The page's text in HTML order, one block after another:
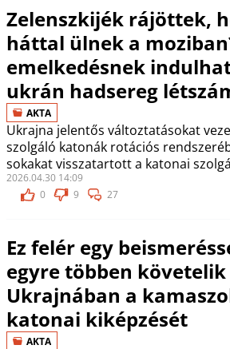
Zelenszkijék rájöttek,
háttal ülnek a
emelkedésnek
ukrán hadsereg
AKTA
Ukrajna jelentős változtatásokat
szolgáló katonák rotációs
sokakat visszatartott a katonai
2026.04.30 14:09
0
9 27
Ez felér egy
egyre többen követelik
Ukrajnában a
katonai kiképzését
AKTA